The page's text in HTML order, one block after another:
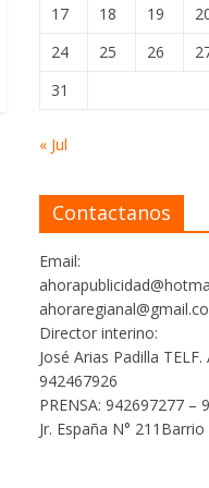
17
18 19
24
25 26
31
« Jul
Contactanos
Email:
Director interino:
José Arias Padilla
942467926
PRENSA: 942697277 –
Jr. España N°